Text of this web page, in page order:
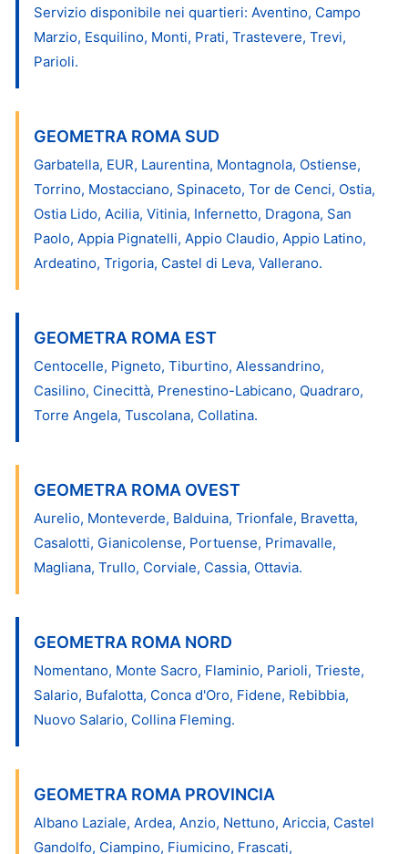
Servizio disponibile nei quartieri: Aventino, Campo
Marzio, Esquilino, Monti, Prati, Trastevere, Trevi,
Parioli.
GEOMETRA ROMA SUD
Garbatella, EUR, Laurentina, Montagnola, Ostiense,
Torrino, Mostacciano, Spinaceto, Tor de Cenci, Ostia,
Ostia Lido, Acilia, Vitinia, Infernetto, Dragona, San
Paolo, Appia Pignatelli, Appio Claudio, Appio Latino,
Ardeatino, Trigoria, Castel di Leva, Vallerano.
GEOMETRA ROMA EST
Centocelle, Pigneto, Tiburtino, Alessandrino,
Casilino, Cinecittà, Prenestino-Labicano, Quadraro,
Torre Angela, Tuscolana, Collatina.
GEOMETRA ROMA OVEST
Aurelio, Monteverde, Balduina, Trionfale, Bravetta,
Casalotti, Gianicolense, Portuense, Primavalle,
Magliana, Trullo, Corviale, Cassia, Ottavia.
GEOMETRA ROMA NORD
Nomentano, Monte Sacro, Flaminio, Parioli, Trieste,
Salario, Bufalotta, Conca d'Oro, Fidene, Rebibbia,
Nuovo Salario, Collina Fleming.
GEOMETRA ROMA PROVINCIA
Albano Laziale, Ardea, Anzio, Nettuno, Ariccia, Castel
Gandolfo, Ciampino, Fiumicino, Frascati,